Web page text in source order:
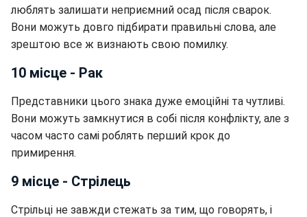
люблять залишати неприємний осад після сварок.
Вони можуть довго підбирати правильні слова, але
зрештою все ж визнають свою помилку.
10 місце - Рак
Представники цього знака дуже емоційні та чутливі.
Вони можуть замкнутися в собі після конфлікту, але з
часом часто самі роблять перший крок до
примирення.
9 місце - Стрілець
Стрільці не завжди стежать за тим, що говорять, і